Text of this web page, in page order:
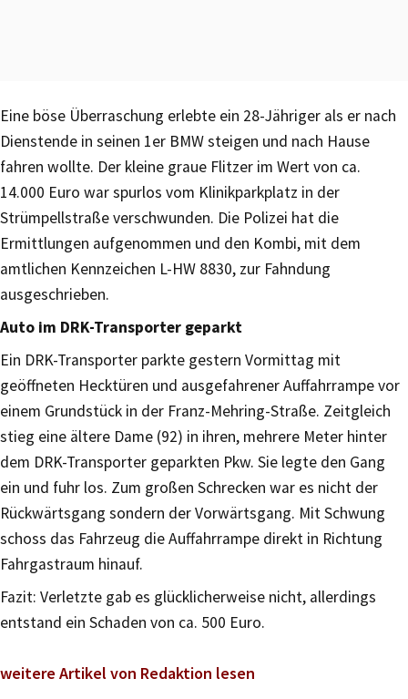
Eine böse Überraschung erlebte ein 28-Jähriger als er nach
Dienstende in seinen 1er BMW steigen und nach Hause
fahren wollte. Der kleine graue Flitzer im Wert von ca.
14.000 Euro war spurlos vom Klinikparkplatz in der
Strümpellstraße verschwunden. Die Polizei hat die
Ermittlungen aufgenommen und den Kombi, mit dem
amtlichen Kennzeichen L-HW 8830, zur Fahndung
ausgeschrieben.
Auto im DRK-Transporter geparkt
Ein DRK-Transporter parkte gestern Vormittag mit
geöffneten Hecktüren und ausgefahrener Auffahrrampe vor
einem Grundstück in der Franz-Mehring-Straße. Zeitgleich
stieg eine ältere Dame (92) in ihren, mehrere Meter hinter
dem DRK-Transporter geparkten Pkw. Sie legte den Gang
ein und fuhr los. Zum großen Schrecken war es nicht der
Rückwärtsgang sondern der Vorwärtsgang. Mit Schwung
schoss das Fahrzeug die Auffahrrampe direkt in Richtung
Fahrgastraum hinauf.
Fazit: Verletzte gab es glücklicherweise nicht, allerdings
entstand ein Schaden von ca. 500 Euro.
weitere Artikel von Redaktion lesen